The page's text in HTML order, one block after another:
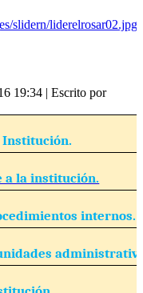
slidern/liderelrosar02.jpg
19:34 | Escrito por
Institución.
a la institución.
internos.